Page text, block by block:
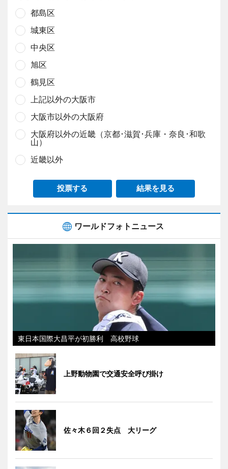
都島区
城東区
中央区
旭区
鶴見区
上記以外の大阪市
大阪市以外の大阪府
大阪府以外の近畿（京都･滋賀･兵庫・奈良･和歌
山）
近畿以外
投票する 結果を見る
ワールドフォトニュース
東日本国際大昌平が初勝利 高校野球
上野動物園で交通安全呼び掛け
佐々木６回２失点 大リーグ